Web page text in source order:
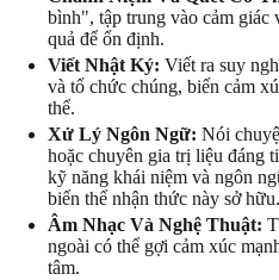
bình", tập trung vào cảm giác
quả để ổn định.
Viết Nhật Ký: Viết ra suy
và tổ chức chúng, biến cảm
thể.
Xử Lý Ngôn Ngữ: Nói
hoặc chuyên gia trị liệu đáng
kỹ năng khái niệm và ngôn
biến thể nhận thức này sở hữu.
Âm Nhạc Và Nghệ Thuật:
ngoài có thể gợi cảm xúc
tâm.